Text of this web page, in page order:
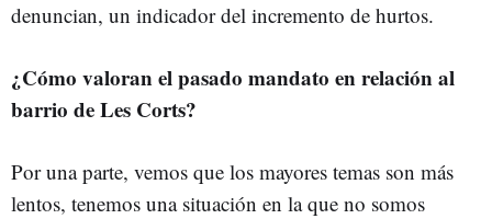
denuncian, un indicador del incremento de hurtos.
¿Cómo valoran el pasado mandato en relación al
barrio de Les Corts?
Por una parte, vemos que los mayores temas son más
lentos, tenemos una situación en la que no somos